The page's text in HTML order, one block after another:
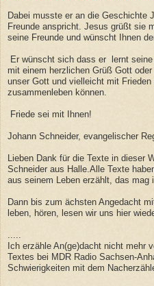
Dabei musste er an die Geschichte
Freunde anspricht. Jesus grüßt sie
seine Freunde und wünscht Ihnen
Er wünscht sich dass er lernt
mit einem herzlichen Grüß Gott
unser Gott und vielleicht mit
zusammenleben können.
Friede sei mit Ihnen!
Johann Schneider, evangelischer
Lieben Dank für die Texte in dieser
Schneider aus Halle.Alle Texte
aus seinem Leben erzählt, das mag
Dann bis zum ächsten Angedacht
leben, hören, lesen wir uns hier
.....
Ich erzähle An(ge)dacht nicht mehr
Textes bei MDR Radio Sachsen-
Schwierigkeiten mit dem